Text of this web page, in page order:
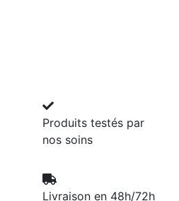
Produits testés par
nos soins
Livraison en 48h/72h